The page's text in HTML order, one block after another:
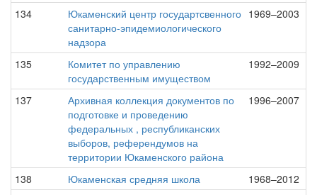
134
Юкаменский центр государтсвенного
санитарно-эпидемиологического
надзора
1969–2003
135
Комитет по управлению
государственным имуществом
1992–2009
137
Архивная коллекция документов по
подготовке и проведению
федеральных , республиканских
выборов, референдумов на
территории Юкаменского района
1996–2007
138 Юкаменская средняя школа
1968–2012